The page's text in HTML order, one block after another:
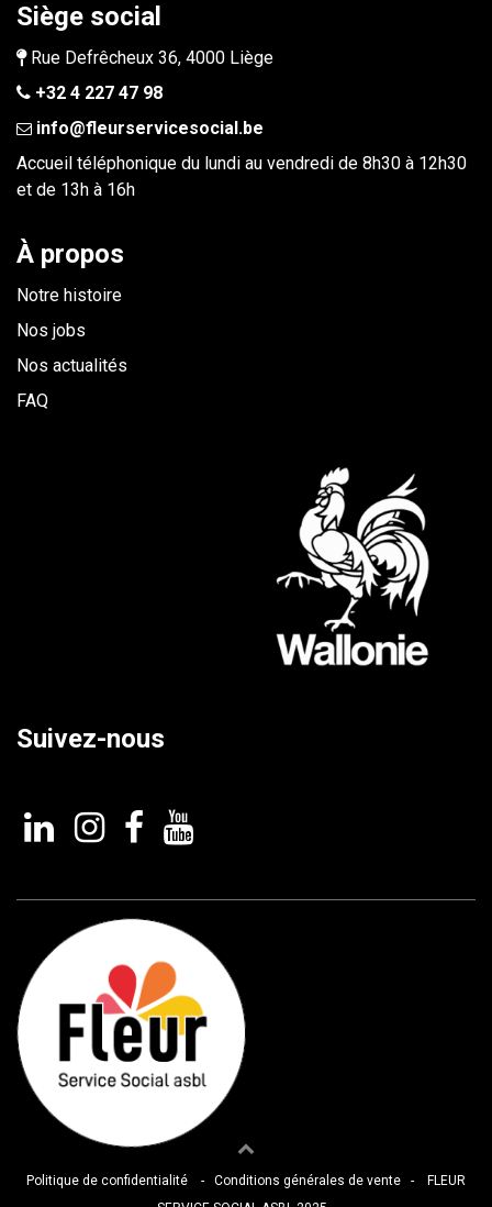
Siège social
Rue Defrêcheux 36, 4000 Liège
+32 4 227 47 98
info@fleurservicesocial.be​
Accueil téléphonique du lundi au vendredi de 8h30 à 12h30
et de 13h à 16h
À propos
Notre histoire
Nos jobs
Nos actualités
FAQ
Suivez-nous
Politique de confidentialité - Conditions générales de vente - FLEUR